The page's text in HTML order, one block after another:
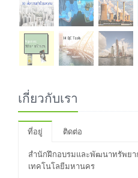
เกี่ยวกับเรา
ที่อยู่
ติดต่อ
สำนักฝึกอบรมและพัฒนาทรัพย
เทคโนโลยีมหานคร